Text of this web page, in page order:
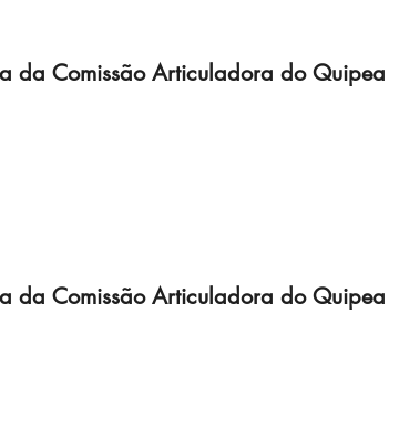
da Comissão Articuladora do Quipea
da Comissão Articuladora do Quipea